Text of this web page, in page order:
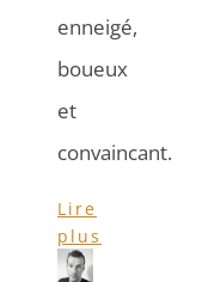
enneigé,
boueux
et
convaincant.
Lire
plus